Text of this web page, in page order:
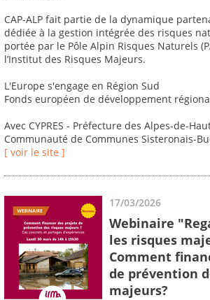
CAP-ALP fait partie de la dynamique
dédiée à la gestion intégrée des risques
portée par le Pôle Alpin Risques Naturels
l’Institut des Risques Majeurs.
L'Europe s'engage en Région Sud
Fonds européen de développement régional
Avec CYPRES - Préfecture des Alpes-de-
Communauté de Communes Sisteronais-
[ voir le site ]
17/03/2026
Webinaire
les risques
Comment
de prévention
majeurs?